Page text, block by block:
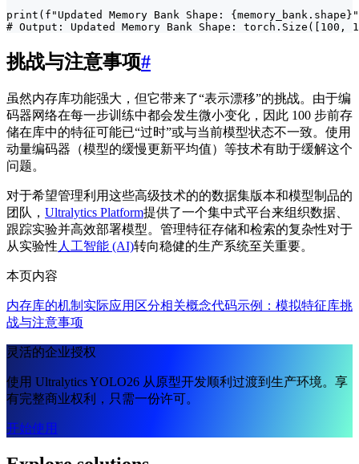
print(f"Updated Memory Bank Shape:
# Output: Updated Memory Bank Shape: torch.Size([100,
挑战与注意事项#
虽然内存库功能强大，但它带来了“表示漂移”的挑战。由于编
码器网络在每一步训练中都会发生微小变化，因此 100 步前存
储在库中的特征可能已“过时”或与当前模型状态不一致。使用
动量编码器（模型的缓慢更新平均值）等技术有助于缓解这个
问题。
对于希望管理利用这些高级技术的的数据集版本和模型制品的
团队， Ultralytics Platform提供了一个集中式平台来组织数据、
跟踪实验并高效部署模型。管理特征存储和检索的复杂性对于
从实验性 人工智能 (AI)转向稳健的生产系统至关重要。
本页内容
内存库的机制 实际应用 区分相关概念代码示例：模拟特征库挑
战与注意事项
灵活的企业授权
使用 Ultralytics YOLO26 从原型开发顺利过渡到生产环境。享
有完整商业权利，只需一份许可。
开始使用